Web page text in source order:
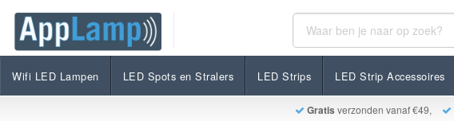
Wifi LED Lampen LED Spots en Stralers LED Strips LED Strip Accessoires
Gratis verzonden vanaf €49,